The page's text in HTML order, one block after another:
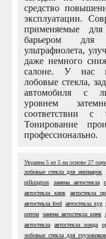
средство
эксплуатации.
применяемые
барьером для
ультрафиолета,
даже немного
салоне. У нас
лобовые стекла,
автомобиля с
уровнем
соответствии с
Тонирование
профессионально.
Украина 5 из 5 на основе 27
лобовые стекла для иномарок
pilkington
замена автостекла
автостекла киев
автостекла
автостекла ford автостекла xyg
оптом замена автостекла киев
автостекла
автостекла хонда
лобовые стекла для грузовиков